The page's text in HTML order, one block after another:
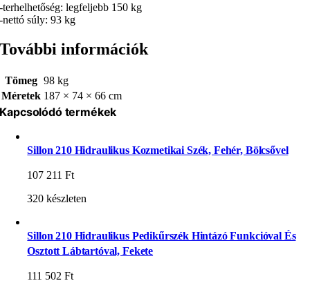
-terhelhetőség: legfeljebb 150 kg
-nettó súly: 93 kg
További információk
Tömeg 98 kg
Méretek 187 × 74 × 66 cm
Kapcsolódó termékek
Sillon 210 Hidraulikus Kozmetikai Szék, Fehér, Bölcsővel
107 211Ft
320 készleten
Sillon 210 Hidraulikus Pedikűrszék Hintázó Funkcióval És
Osztott Lábtartóval, Fekete
111 502Ft